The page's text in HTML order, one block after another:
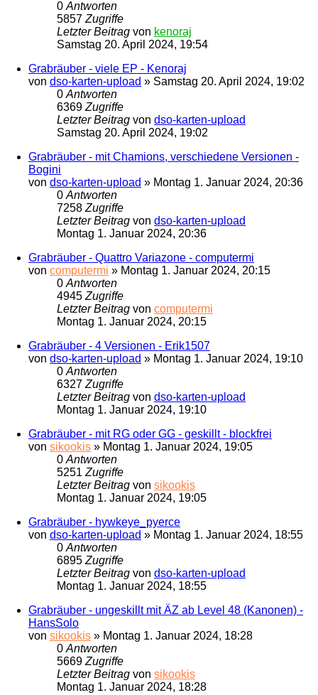
0Antworten
5857Zugriffe
Letzter Beitrag von kenoraj
Samstag 20. April 2024, 19:54
Grabräuber - viele EP - Kenoraj
von dso-karten-upload » Samstag 20. April 2024, 19:02
0Antworten
6369Zugriffe
Letzter Beitrag von dso-karten-upload
Samstag 20. April 2024, 19:02
Grabräuber - mit Chamions, verschiedene Versionen -
Bogini
von dso-karten-upload » Montag 1. Januar 2024, 20:36
0Antworten
7258Zugriffe
Letzter Beitrag von dso-karten-upload
Montag 1. Januar 2024, 20:36
Grabräuber - Quattro Variazone - computermi
von computermi » Montag 1. Januar 2024, 20:15
0Antworten
4945Zugriffe
Letzter Beitrag von computermi
Montag 1. Januar 2024, 20:15
Grabräuber - 4 Versionen - Erik1507
von dso-karten-upload » Montag 1. Januar 2024, 19:10
0Antworten
6327Zugriffe
Letzter Beitrag von dso-karten-upload
Montag 1. Januar 2024, 19:10
Grabräuber - mit RG oder GG - geskillt - blockfrei
von sikookis » Montag 1. Januar 2024, 19:05
0Antworten
5251Zugriffe
Letzter Beitrag von sikookis
Montag 1. Januar 2024, 19:05
Grabräuber - hywkeye_pyerce
von dso-karten-upload » Montag 1. Januar 2024, 18:55
0Antworten
6895Zugriffe
Letzter Beitrag von dso-karten-upload
Montag 1. Januar 2024, 18:55
Grabräuber - ungeskillt mit ÄZ ab Level 48 (Kanonen) -
HansSolo
von sikookis » Montag 1. Januar 2024, 18:28
0Antworten
5669Zugriffe
Letzter Beitrag von sikookis
Montag 1. Januar 2024, 18:28